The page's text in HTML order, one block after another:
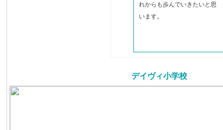
れからも歩んでいきたいと思
います。
デイヴィ小学校